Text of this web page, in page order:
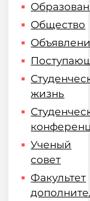
Общество
жизнь
Ученый
совет
Факультет